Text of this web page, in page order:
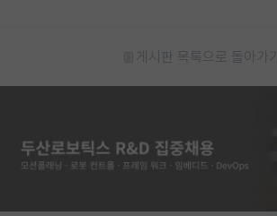
게시판 목록으로 돌아가기